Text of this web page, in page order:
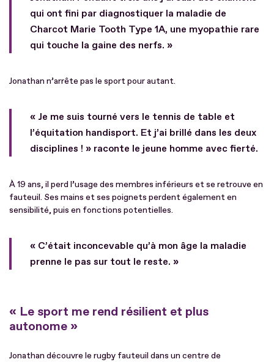
qui ont fini par diagnostiquer la maladie de
Charcot Marie Tooth Type 1A, une myopathie rare
qui touche la gaine des nerfs. »
Jonathan n’arrête pas le sport pour autant.
« Je me suis tourné vers le tennis de table et
l’équitation handisport. Et j’ai brillé dans les deux
disciplines ! » raconte le jeune homme avec fierté.
À 19 ans, il perd l’usage des membres inférieurs et se retrouve en
fauteuil. Ses mains et ses poignets perdent également en
sensibilité, puis en fonctions potentielles.
« C’était inconcevable qu’à mon âge la maladie
prenne le pas sur tout le reste. »
« Le sport me rend résilient et plus
autonome »
Jonathan découvre le rugby fauteuil dans un centre de